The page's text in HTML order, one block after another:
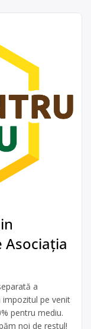
a
impozitul pe venit
pentru mediu.
noi de restul!